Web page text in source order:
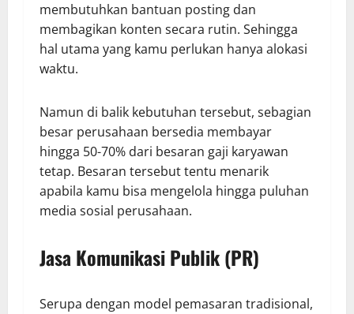
membutuhkan bantuan posting dan
membagikan konten secara rutin. Sehingga
hal utama yang kamu perlukan hanya alokasi
waktu.
Namun di balik kebutuhan tersebut, sebagian
besar perusahaan bersedia membayar
hingga 50-70% dari besaran gaji karyawan
tetap. Besaran tersebut tentu menarik
apabila kamu bisa mengelola hingga puluhan
media sosial perusahaan.
Jasa Komunikasi Publik (PR)
Serupa dengan model pemasaran tradisional,